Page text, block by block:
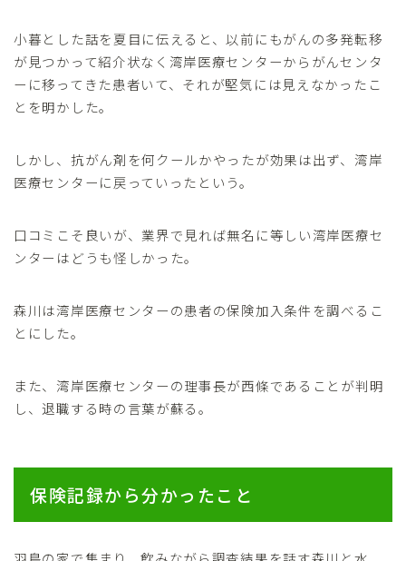
小暮とした話を夏目に伝えると、以前にもがんの多発転移
が見つかって紹介状なく湾岸医療センターからがんセンタ
ーに移ってきた患者いて、それが堅気には見えなかったこ
とを明かした。
しかし、抗がん剤を何クールかやったが効果は出ず、湾岸
医療センターに戻っていったという。
口コミこそ良いが、業界で見れば無名に等しい湾岸医療セ
ンターはどうも怪しかった。
森川は湾岸医療センターの患者の保険加入条件を調べるこ
とにした。
また、湾岸医療センターの理事長が西條であることが判明
し、退職する時の言葉が蘇る。
保険記録から分かったこと